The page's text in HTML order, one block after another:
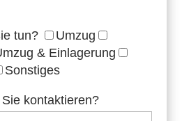
tun?
Umzug
& Einlagerung
Sonstiges
kontaktieren?